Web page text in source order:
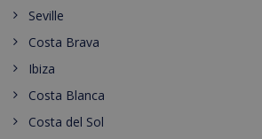
Seville
Costa Brava
Ibiza
Costa Blanca
Costa del Sol